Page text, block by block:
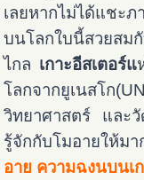
เลยหากไม่ได้แชะภ
บนโลกใบนี้สวยสม
ไกล เกาะอีสเตอร์แ
โลกจากยูเนสโก
วิทยาศาสตร์ และ
รู้จักกับโมอายให้ม
อาย ความฉงนบนเ